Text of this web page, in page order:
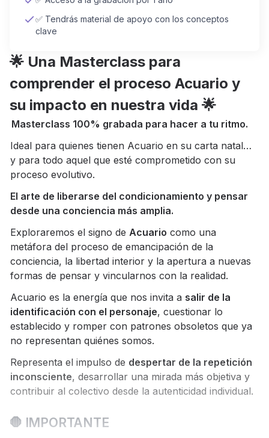
✅ Tendrás material de apoyo con los conceptos
clave
🌟 Una Masterclass para
comprender el proceso Acuario y
su impacto en nuestra vida 🌟
Masterclass 100% grabada para hacer a tu ritmo.
Ideal para quienes tienen Acuario en su carta natal…
y para todo aquel que esté comprometido con su
proceso evolutivo.
El arte de liberarse del condicionamiento y pensar
desde una conciencia más amplia.
Exploraremos el signo de Acuario como una
metáfora del proceso de emancipación de la
conciencia, la libertad interior y la apertura a nuevas
formas de pensar y vincularnos con la realidad.
Acuario es la energía que nos invita a salir de la
identificación con el personaje, cuestionar lo
establecido y romper con patrones obsoletos que ya
no representan quiénes somos.
Representa el impulso de despertar de la repetición
inconsciente, desarrollar una mirada más objetiva y
contribuir al colectivo desde la autenticidad individual.
🛑 IMPORTANTE